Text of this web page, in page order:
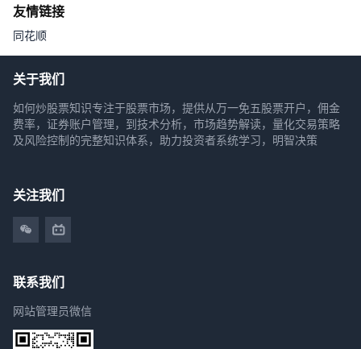
友情链接
同花顺
关于我们
如何炒股票知识专注于股票市场，提供从万一免五股票开户，佣金
费率，证券账户管理，到技术分析，市场趋势解读，量化交易策略
及风险控制的完整知识体系，助力投资者系统学习，明智决策
关注我们
联系我们
网站管理员微信